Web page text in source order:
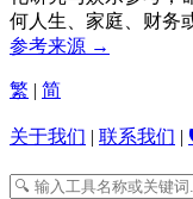
何人生、家庭、财务
参考来源 →
繁 | 简
关于我们 | 联系我们 |